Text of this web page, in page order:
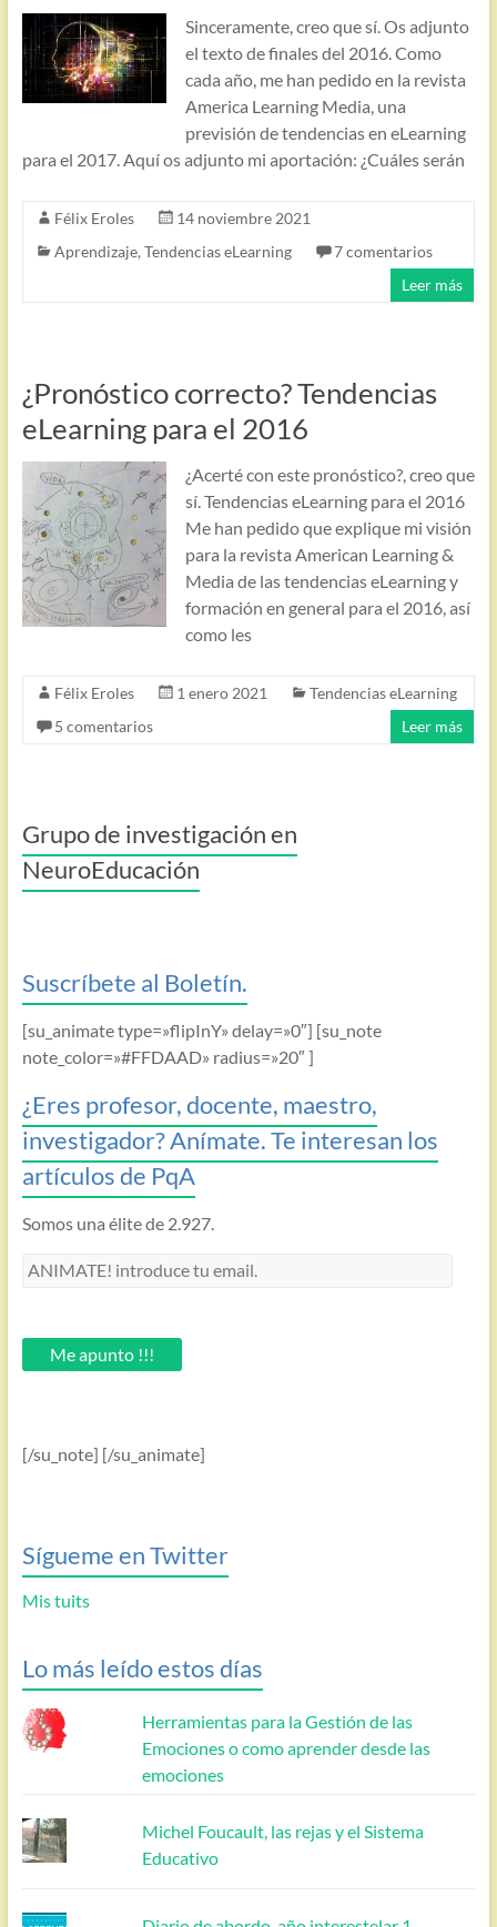
Sinceramente, creo que sí. Os adjunto
el texto de finales del 2016. Como
cada año, me han pedido en la revista
America Learning Media, una
previsión de tendencias en eLearning
para el 2017. Aquí os adjunto mi aportación: ¿Cuáles serán
Félix Eroles
14 noviembre 2021
Aprendizaje, Tendencias eLearning
7 comentarios
Leer más
¿Pronóstico correcto? Tendencias
eLearning para el 2016
¿Acerté con este pronóstico?, creo que
sí. Tendencias eLearning para el 2016
Me han pedido que explique mi visión
para la revista American Learning &
Media de las tendencias eLearning y
formación en general para el 2016, así
como les
Félix Eroles 1 enero 2021
Tendencias eLearning
5 comentarios
Leer más
Grupo de investigación en
NeuroEducación
Suscríbete al Boletín.
[su_animate type=»flipInY» delay=»0″] [su_note
note_color=»#FFDAAD» radius=»20″ ]
¿Eres profesor, docente, maestro,
investigador? Anímate. Te interesan los
artículos de PqA
Somos una élite de 2.927.
ANIMATE!
email.Me apunto !!!
[/su_note] [/su_animate]
Sígueme en Twitter
Mis tuits
Lo más leído estos días
Herramientas para la Gestión de las
Emociones o como aprender desde las
emociones
Michel Foucault, las rejas y el Sistema
Educativo